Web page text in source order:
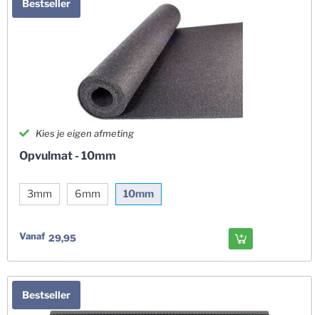
Bestseller
Kies je eigen afmeting
Opvulmat - 10mm
3mm 6mm 10mm
Vanaf 29,95
Bestseller